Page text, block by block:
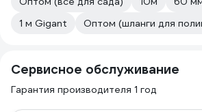
1 м Gigant
Оптом (шланги для
Сервисное обслуживание
Гарантия производителя 1 год